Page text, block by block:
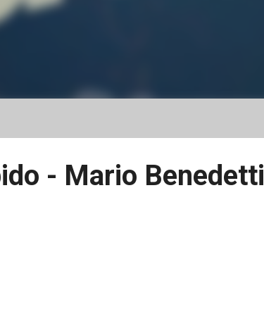
- Mario Benedetti